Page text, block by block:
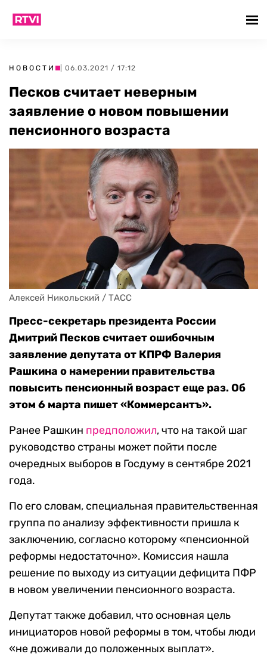
НОВОСТИ | 06.03.2021 / 17:12
Песков считает неверным
заявление о новом повышении
пенсионного возраста
Алексей Никольский / ТАСС
Пресс-секретарь президента России
Дмитрий Песков считает ошибочным
заявление депутата от КПРФ Валерия
Рашкина о намерении правительства
повысить пенсионный возраст еще раз. Об
этом 6 марта пишет «Коммерсантъ».
Ранее Рашкин предположил, что на такой шаг
руководство страны может пойти после
очередных выборов в Госдуму в сентябре 2021
года.
По его словам, специальная правительственная
группа по анализу эффективности пришла к
заключению, согласно которому «пенсионной
реформы недостаточно». Комиссия нашла
решение по выходу из ситуации дефицита ПФР
в новом увеличении пенсионного возраста.
Депутат также добавил, что основная цель
инициаторов новой реформы в том, чтобы люди
«не доживали до положенных выплат».